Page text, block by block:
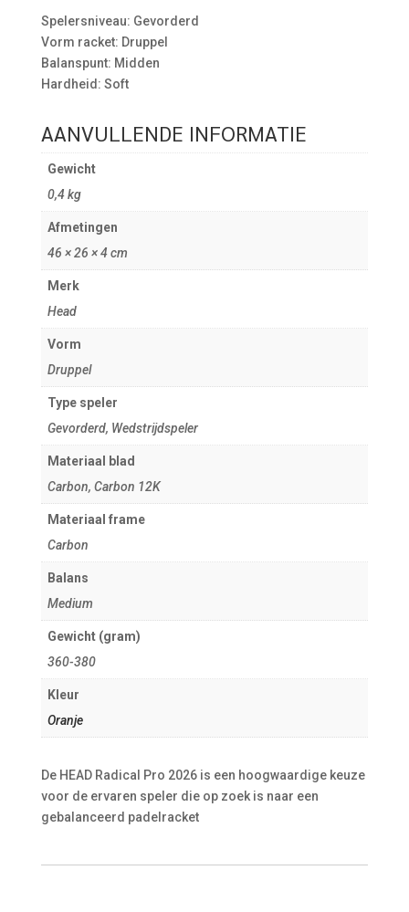
Spelersniveau: Gevorderd
Vorm racket: Druppel
Balanspunt: Midden
Hardheid: Soft
AANVULLENDE INFORMATIE
Gewicht
0,4 kg
Afmetingen
46 × 26 × 4 cm
Merk
Head
Vorm
Druppel
Type speler
Gevorderd, Wedstrijdspeler
Materiaal blad
Carbon, Carbon 12K
Materiaal frame
Carbon
Balans
Medium
Gewicht (gram)
360-380
Kleur
Oranje
De HEAD Radical Pro 2026 is een hoogwaardige keuze
voor de ervaren speler die op zoek is naar een
gebalanceerd padelracket